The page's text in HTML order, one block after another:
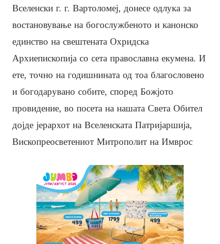
Вселенски г. г. Вартоломеј, донесе одлука за
востановување на богослужбеното и канонско
единство на свештената Охридска
Архиепископија со сета православна екумена. И
ете, точно на годишнината од тоа благословено
и богодарувано собите, според Божјото
провидение, во посета на нашата Света Обител
дојде јерархот на Вселенската Патријаршија,
Вископреосветениот Митрополит на Имврос